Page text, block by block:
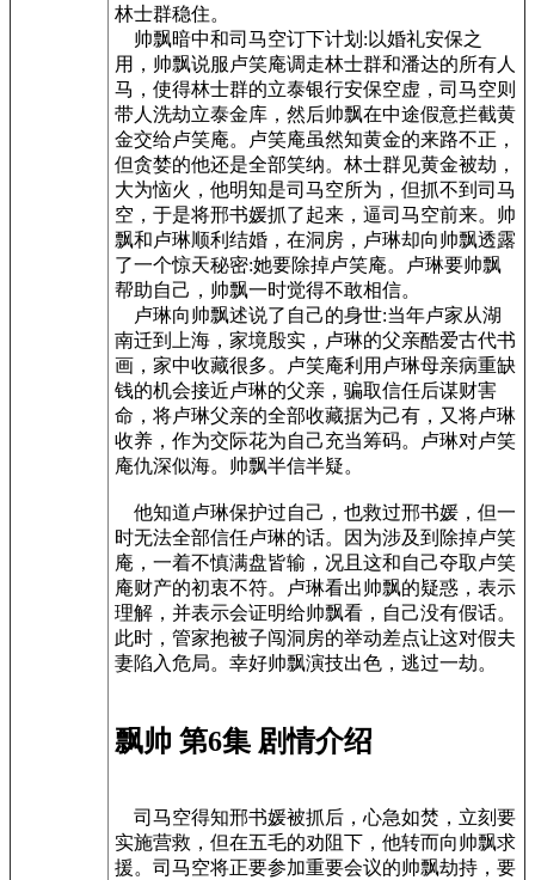
林士群稳住。
帅飘暗中和司马空订下计划:以婚礼安保之
用，帅飘说服卢笑庵调走林士群和潘达的所有人
马，使得林士群的立泰银行安保空虚，司马空则
带人洗劫立泰金库，然后帅飘在中途假意拦截黄
金交给卢笑庵。卢笑庵虽然知黄金的来路不正，
但贪婪的他还是全部笑纳。林士群见黄金被劫，
大为恼火，他明知是司马空所为，但抓不到司马
空，于是将邢书媛抓了起来，逼司马空前来。帅
飘和卢琳顺利结婚，在洞房，卢琳却向帅飘透露
了一个惊天秘密:她要除掉卢笑庵。卢琳要帅飘
帮助自己，帅飘一时觉得不敢相信。
卢琳向帅飘述说了自己的身世:当年卢家从湖
南迁到上海，家境殷实，卢琳的父亲酷爱古代书
画，家中收藏很多。卢笑庵利用卢琳母亲病重缺
钱的机会接近卢琳的父亲，骗取信任后谋财害
命，将卢琳父亲的全部收藏据为己有，又将卢琳
收养，作为交际花为自己充当筹码。卢琳对卢笑
庵仇深似海。帅飘半信半疑。
他知道卢琳保护过自己，也救过邢书媛，但一
时无法全部信任卢琳的话。因为涉及到除掉卢笑
庵，一着不慎满盘皆输，况且这和自己夺取卢笑
庵财产的初衷不符。卢琳看出帅飘的疑惑，表示
理解，并表示会证明给帅飘看，自己没有假话。
此时，管家抱被子闯洞房的举动差点让这对假夫
妻陷入危局。幸好帅飘演技出色，逃过一劫。
飘帅 第6集 剧情介绍
司马空得知邢书媛被抓后，心急如焚，立刻要
实施营救，但在五毛的劝阻下，他转而向帅飘求
援。司马空将正要参加重要会议的帅飘劫持，要